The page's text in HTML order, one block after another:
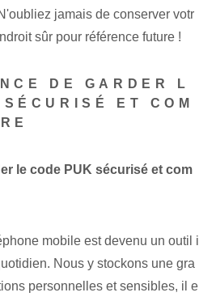
jamais de conserver votr
sûr pour référence future !
DE GARDER L
ET COM
le code PUK sécurisé et com
mobile est devenu un outil i
Nous y stockons une gra
personnelles et sensibles, il e